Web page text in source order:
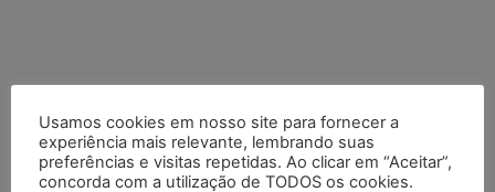
Usamos cookies em nosso site para fornecer a
experiência mais relevante, lembrando suas
preferências e visitas repetidas. Ao clicar em “Aceitar”,
concorda com a utilização de TODOS os cookies.